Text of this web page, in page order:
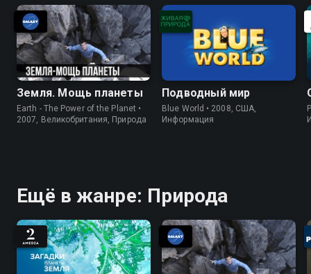
Земля. Мощь планеты
Earth - The Power of the Planet •
2007, Великобритания, Природа
Подводный мир
Blue World • 2008, США,
Информация
Ещё в жанре: Природа